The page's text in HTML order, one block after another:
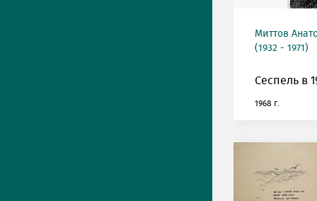
Миттов
(1932 - 1971)
Сеспель в
1968 г.